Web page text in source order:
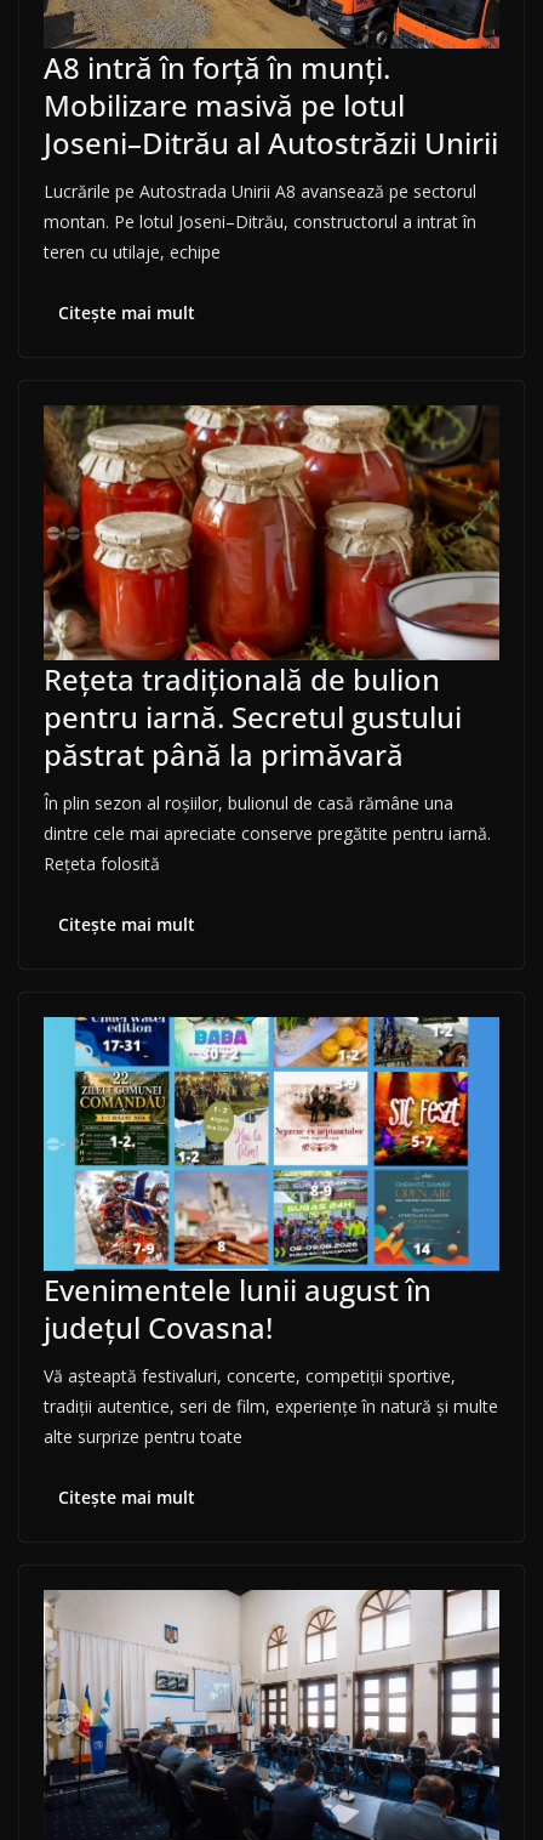
A8 intră în forță în munți.
Mobilizare masivă pe lotul
Joseni–Ditrău al Autostrăzii Unirii
Lucrările pe Autostrada Unirii A8 avansează pe sectorul
montan. Pe lotul Joseni–Ditrău, constructorul a intrat în
teren cu utilaje, echipe
Citește mai mult
Rețeta tradițională de bulion
pentru iarnă. Secretul gustului
păstrat până la primăvară
În plin sezon al roșiilor, bulionul de casă rămâne una
dintre cele mai apreciate conserve pregătite pentru iarnă.
Rețeta folosită
Citește mai mult
Evenimentele lunii august în
județul Covasna!
Vă așteaptă festivaluri, concerte, competiții sportive,
tradiții autentice, seri de film, experiențe în natură și multe
alte surprize pentru toate
Citește mai mult